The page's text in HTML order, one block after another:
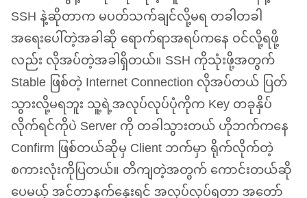
SSHနဲ့ဆိုတာက မပတ်သက်ချင်လို့မရ တခါတခါ
အရေးပေါ်တဲ့အခါဆို ရောက်ရာအရပ်ကနေ ဝင်လို့ရဖို့
လည်း လိုအပ်တဲ့အခါရှိတယ်။ SSHကိုသုံးဖို့အတွက်
Stable ဖြစ်တဲ့ Internet Connection လိုအပ်တယ် ပြတ်
သွားလို့မရဘူး သူ့ရဲ့အလုပ်လုပ်ပုံကိုက Key တခုနှိပ်
လိုက်ရင်ကိုပဲ Server ကို တခါသွားတယ် ဟိုဘက်ကနေ
Confirm ဖြစ်တယ်ဆိုမှ Client ဘက်မှာ ရိုက်လိုက်တဲ့
စကားလုံးကိုပြတယ်။ တိကျတဲ့အတွက် ကောင်းတယ်ဆို